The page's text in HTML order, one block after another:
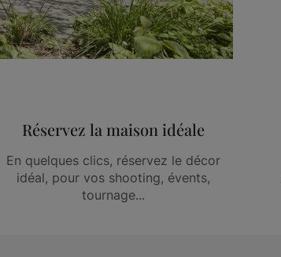
Réservez la maison idéale
En quelques clics, réservez le décor
idéal, pour vos shooting, évents,
tournage...